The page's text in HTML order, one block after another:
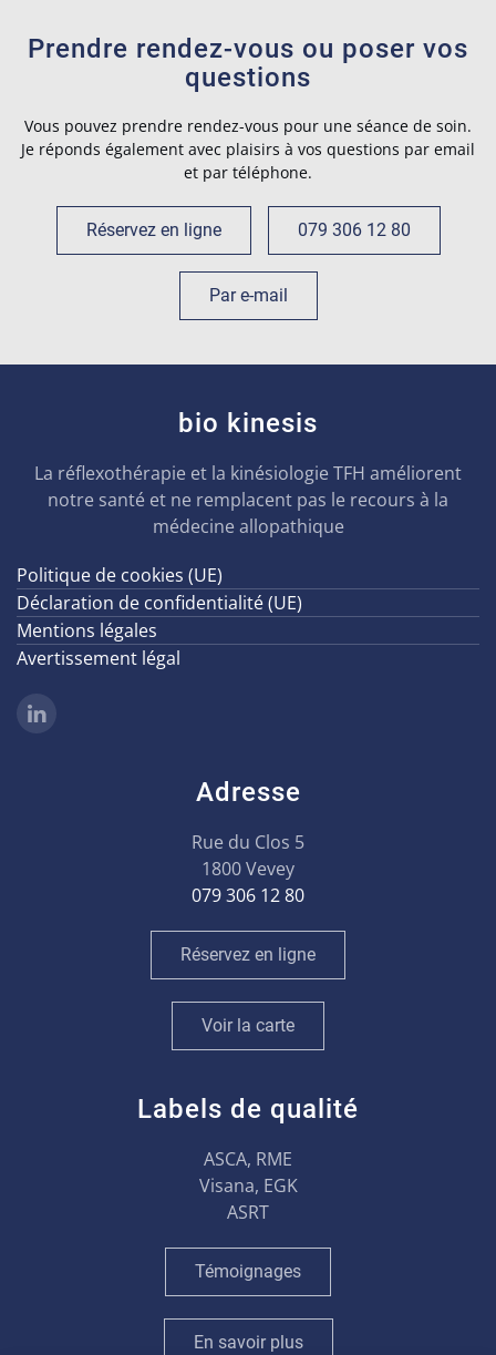
Prendre rendez-vous ou poser vos
questions
Vous pouvez prendre rendez-vous pour une séance de soin.
Je réponds également avec plaisirs à vos questions par email
et par téléphone.
Réservez en ligne 079 306 12 80
Par e-mail
bio kinesis
La réflexothérapie et la kinésiologie TFH améliorent
notre santé et ne remplacent pas le recours à la
médecine allopathique
Politique de cookies (UE)
Déclaration de confidentialité (UE)
Mentions légales
Avertissement légal
Adresse
Rue du Clos 5
1800 Vevey
079 306 12 80
Réservez en ligne
Voir la carte
Labels de qualité
ASCA, RME
Visana, EGK
ASRT
Témoignages
En savoir plus